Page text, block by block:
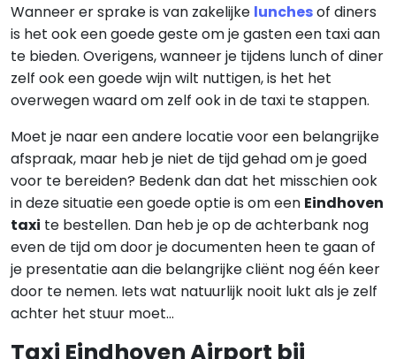
Wanneer er sprake is van zakelijke lunchesof diners
is het ook een goede geste om je gasten een taxi aan
te bieden. Overigens, wanneer je tijdens lunch of diner
zelf ook een goede wijn wilt nuttigen, is het het
overwegen waard om zelf ook in de taxi te stappen.
Moet je naar een andere locatie voor een belangrijke
afspraak, maar heb je niet de tijd gehad om je goed
voor te bereiden? Bedenk dan dat het misschien ook
in deze situatie een goede optie is om een Eindhoven
taxi te bestellen. Dan heb je op de achterbank nog
even de tijd om door je documenten heen te gaan of
je presentatie aan die belangrijke cliënt nog één keer
door te nemen. Iets wat natuurlijk nooit lukt als je zelf
achter het stuur moet…
Taxi Eindhoven Airport bij